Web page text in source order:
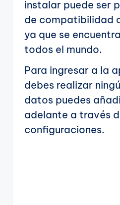
instalar puede ser
de compatibilidad
ya que se
todos el mundo.
Para ingresar a la
debes realizar
datos puedes
adelante a través
configuraciones.